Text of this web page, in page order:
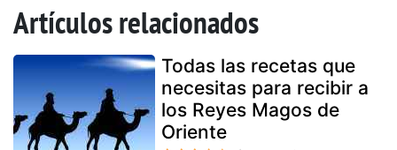
Artículos relacionados
Todas las recetas que
necesitas para recibir a
los Reyes Magos de
Oriente